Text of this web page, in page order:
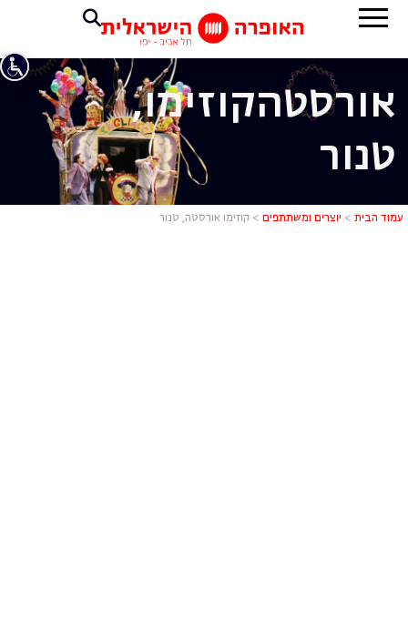
קוזימו
אורסטהקוזימו,
טנור
עמוד הבית > יוצרים ומשתתפים > קוזימו אורסטה, טנור